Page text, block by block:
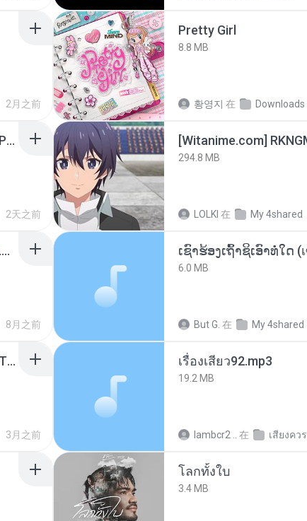
2月之前
Pretty Girl
8.8 MB
황영지 在 Downloads
[Witanime.com] RKNGMNNTSRCMB EP 07 HD.mp4
2天之前
294.8 MB
LOLKI 在 My 4shared
4b6d7436_바이노럴_사정컨트롤.mp4.m4a
8月之前
6.0 MB
But G. 在 My 4shared
Lagu Santai Terpopuler 2026 🔥 Viral TikTok — Lagu Pop Indonesia Terbaru & Paling Hits 2026
3月之前
เรื่องเสียว92.mp3
19.2 MB
lambcr2 .. 在 เสียงควร
โลกทั้งใบ
3.4 MB